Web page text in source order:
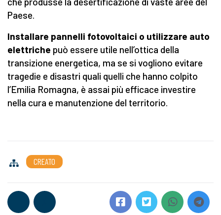
Paese.
Installare pannelli fotovoltaici o utilizzare auto
elettriche può essere utile nell’ottica della
transizione energetica, ma se si vogliono evitare
tragedie e disastri quali quelli che hanno colpito
l’Emilia Romagna, è assai più efficace investire
nella cura e manutenzione del territorio.
CREATO